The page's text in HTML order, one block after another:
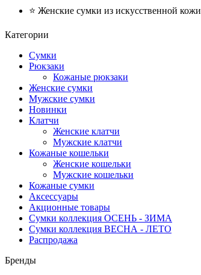
⭐ Женские сумки из искусственной кожи
Категории
Сумки
Рюкзаки
Кожаные рюкзаки
Женские сумки
Мужские сумки
Новинки
Клатчи
Женские клатчи
Мужские клатчи
Кожаные кошельки
Женские кошельки
Мужские кошельки
Кожаные сумки
Аксессуары
Акционные товары
Сумки коллекция ОСЕНЬ - ЗИМА
Сумки коллекция ВЕСНА - ЛЕТО
Распродажа
Бренды